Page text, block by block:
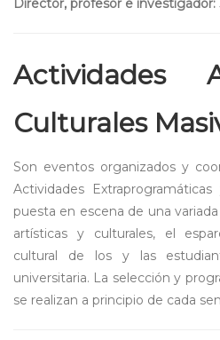
Director, profesor e investigador:
Actividades
Culturales
Son eventos organizados y
Actividades
puesta en escena de una
artísticas y culturales, el
cultural de los y las
universitaria. La selección y
se realizan a principio de cada